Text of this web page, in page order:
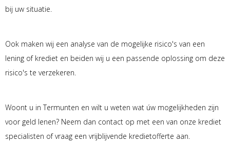
bij uw situatie.
Ook maken wij een analyse van de mogelijke risico's van een
lening of krediet en beiden wij u een passende oplossing om deze
risico's te verzekeren.
Woont u in Termunten en wilt u weten wat úw mogelijkheden zijn
voor geld lenen? Neem dan contact op met een van onze krediet
specialisten of vraag een vrijblijvende kredietofferte aan.